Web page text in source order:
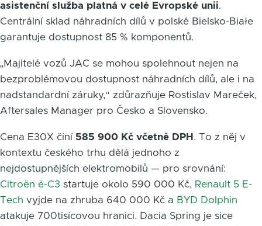
asistenční služba platná v celé Evropské unii.
Centrální sklad náhradních dílů v polské Bielsko-Białe
garantuje dostupnost 85 % komponentů.
„Majitelé vozů JAC se mohou spolehnout nejen na
bezproblémovou dostupnost náhradních dílů, ale i na
nadstandardní záruky,“ zdůrazňuje Rostislav Mareček,
Aftersales Manager pro Česko a Slovensko.
Cena E30X činí 585 900 Kč včetně DPH . To z něj v
kontextu českého trhu dělá jednoho z
nejdostupnějších elektromobilů — pro srovnání:
Citroën ë-C3 startuje okolo 590 000 Kč, Renault 5 E-
Tech vyjde na zhruba 640 000 Kč a BYD Dolphin
atakuje 700tisícovou hranici. Dacia Spring je sice